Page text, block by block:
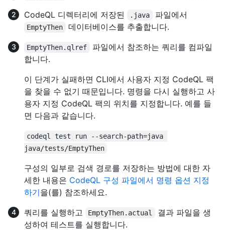
CodeQL 디렉터리에 저장된
.java 파일에서
EmptyThen 데이터베이스를 추출합니다.
EmptyThen.qlref
파일에서 참조하는 쿼리를 컴파일
합니다.
이 단계가 실패하면 CLI에서 사용자 지정 CodeQL 팩
을 찾을 수 없기 때문입니다. 명령을 다시 실행하고 사
용자 지정 CodeQL 팩의 위치를 지정합니다. 예를 들
면 다음과 같습니다.
codeql test run --search-path=java
java/tests/EmptyThen
구성의 일부로 검색 경로를 저장하는 방법에 대한 자
세한 내용은 CodeQL 구성 파일에서 명령 옵션 지정
하기을(를) 참조하세요.
쿼리를 실행하고
EmptyThen.actual
결과 파일을 생
성하여 테스트를 실행합니다.